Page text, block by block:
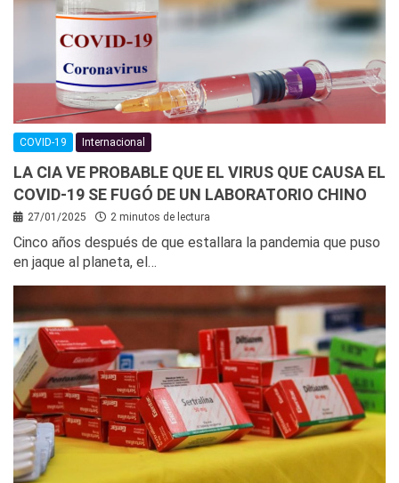
COVID-19 Internacional
LA CIA VE PROBABLE QUE EL VIRUS QUE CAUSA EL
COVID-19 SE FUGÓ DE UN LABORATORIO CHINO
27/01/2025 2 minutos de lectura
Cinco años después de que estallara la pandemia que puso
en jaque al planeta, el…